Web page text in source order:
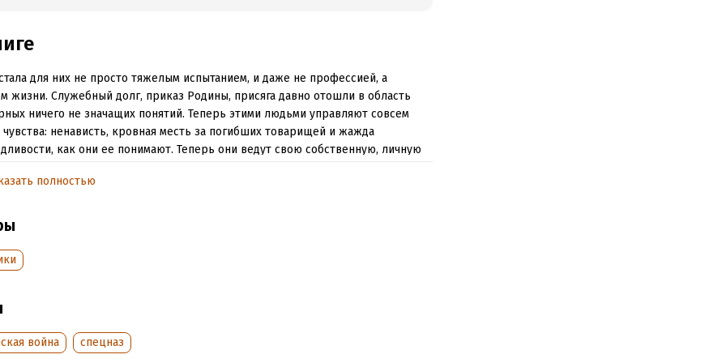
для них не просто тяжелым испытанием, и даже не профессией, а
жизни. Служебный долг, приказ Родины, присяга давно отошли в область
ничего не значащих понятий. Теперь этими людьми управляют совсем
чувства: ненависть, кровная месть за погибших товарищей и жажда
как они ее понимают. Теперь они ведут свою собственную, личную
и директивам армейских начальников, не желающий признавать, что
войну не ведут в белых перчатках?
информация
полностью
война спецназ